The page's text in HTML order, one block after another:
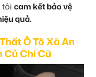
tôi cam kết bảo vệ
quả.
Ô Tô Xã An
Củ Chi Cũ